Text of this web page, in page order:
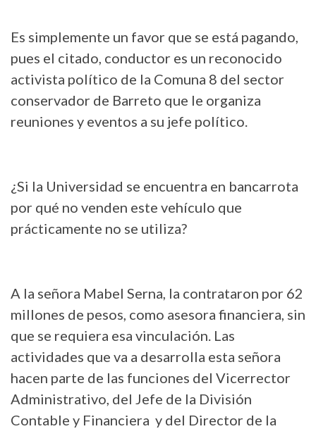
Es simplemente un favor que se está pagando,
pues el citado, conductor es un reconocido
activista político de la Comuna 8 del sector
conservador de Barreto que le organiza
reuniones y eventos a su jefe político.
¿Si la Universidad se encuentra en bancarrota
por qué no venden este vehículo que
prácticamente no se utiliza?
A la señora Mabel Serna, la contrataron por 62
millones de pesos, como asesora financiera, sin
que se requiera esa vinculación. Las
actividades que va a desarrolla esta señora
hacen parte de las funciones del Vicerrector
Administrativo, del Jefe de la División
Contable y Financiera y del Director de la